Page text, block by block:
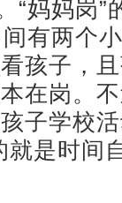
“妈妈岗”
有两个
孩子，
在岗。
子学校
就是时间